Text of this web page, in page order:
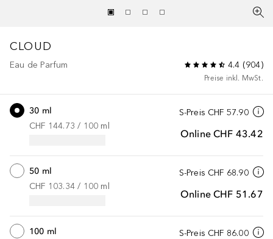
CLOUD
Eau de Parfum 4.4 (904)
Preise inkl. MwSt.
S-Preis CHF 57.90
Online CHF 43.42
30 ml
CHF 144.73 / 100 ml
S-Preis CHF 68.90
Online CHF 51.67
50 ml
CHF 103.34 / 100 ml
S-Preis CHF 86.00
100 ml